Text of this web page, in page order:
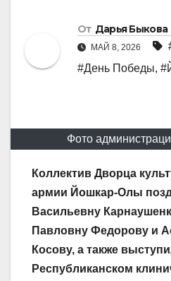
От Дарья Быкова
МАЙ 8, 2026
#День Победы,
Фото
Коллектив Дворца
армии Йошкар-Олы
Васильевну
Павловну Федорову и
Косову, а также
Республиканском